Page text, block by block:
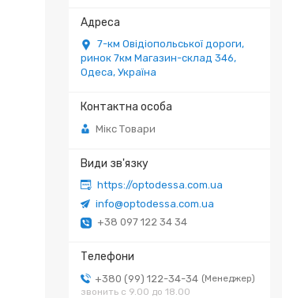
7-км Овідіопольської дороги,
ринок 7км Магазин-склад 346,
Одеса, Україна
Мікс Товари
https://optodessa.com.ua
info@optodessa.com.ua
+38 097 122 34 34
+380 (99) 122-34-34
Менеджер
звонить с 9.00 до 18.00